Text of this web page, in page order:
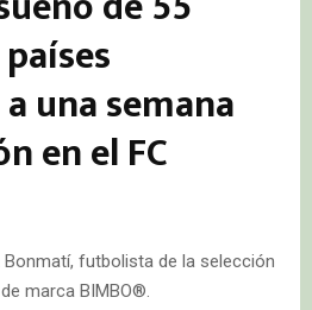
una semana
en el FC
futbolista de la selección
marca BIMBO®️.